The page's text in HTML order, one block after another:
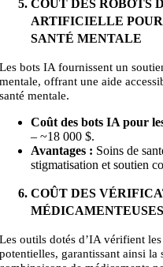
COÛT DES ROBOTS
ARTIFICIELLE
SANTÉ MENTALE
Les bots IA fournissent un
mentale, offrant une aide
santé mentale.
Coût des bots IA pour
– ~18000 $.
Avantages : Soins de
stigmatisation et soutien
COÛT DES
Les outils dotés d’IA vérifient
potentielles, garantissant ainsi la